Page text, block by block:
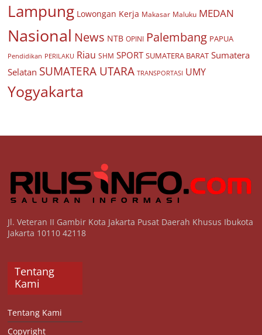
Lampung Lowongan Kerja Makasar Maluku MEDAN
Nasional News NTB OPINI Palembang PAPUA
Pendidikan PERILAKU Riau SHM SPORT SUMATERA BARAT Sumatera
Selatan SUMATERA UTARA TRANSPORTASI UMY
Yogyakarta
Jl. Veteran II Gambir Kota Jakarta Pusat Daerah Khusus Ibukota
Jakarta 10110 42118
Tentang
Kami
Tentang Kami
Copyright